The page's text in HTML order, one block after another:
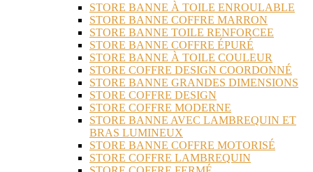
STORE BANNE À TOILE ENROULABLE
STORE BANNE COFFRE MARRON
STORE BANNE TOILE RENFORCEE
STORE BANNE COFFRE ÉPURÉ
STORE BANNE À TOILE COULEUR
STORE COFFRE DESIGN COORDONNÉ
STORE BANNE GRANDES DIMENSIONS
STORE COFFRE DESIGN
STORE COFFRE MODERNE
STORE BANNE AVEC LAMBREQUIN ET
BRAS LUMINEUX
STORE BANNE COFFRE MOTORISÉ
STORE COFFRE LAMBREQUIN